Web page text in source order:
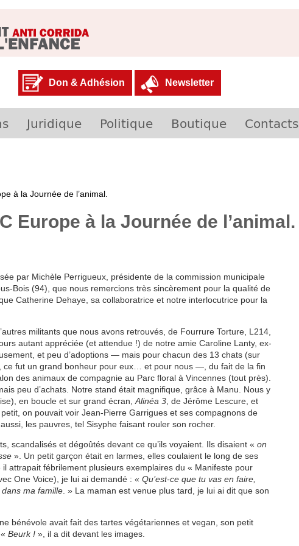
Don & Adhésion Newsletter
Juridique Politique Boutique Contacts
à la Journée de l’animal.
Europe à la Journée de l’animal.
par Michèle Perrigueux, présidente de la commission municipale
Bois (94), que nous remercions très sincèrement pour la qualité de
Catherine Dehaye, sa collaboratrice et notre interlocutrice pour la
militants que nous avons retrouvés, de Fourrure Torture, L214,
autant appréciée (et attendue !) de notre amie Caroline Lanty, ex-
et peu d’adoptions — mais pour chacun des 13 chats (sur
ce fut un grand bonheur pour eux… et pour nous —, du fait de la fin
des animaux de compagnie au Parc floral à Vincennes (tout près).
peu d’achats. Notre stand était magnifique, grâce à Manu. Nous y
en boucle et sur grand écran, Alinéa 3 , de Jérôme Lescure, et
on pouvait voir Jean-Pierre Garrigues et ses compagnons de
les pauvres, tel Sisyphe faisant rouler son rocher.
scandalisés et dégoûtés devant ce qu’ils voyaient. Ils disaient « on
». Un petit garçon était en larmes, elles coulaient le long de ses
attrapait fébrilement plusieurs exemplaires du « Manifeste pour
One Voice), je lui ai demandé : « Qu’est-ce que tu vas en faire,
ma famille . » La maman est venue plus tard, je lui ai dit que son
bénévole avait fait des tartes végétariennes et vegan, son petit
Beurk ! », il a dit devant les images.